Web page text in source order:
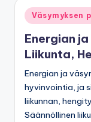
Posted
Väsymyksen
Energian
Liikunta,
Energian ja
hyvinvointia, ja
liikunnan,
Säännöllinen